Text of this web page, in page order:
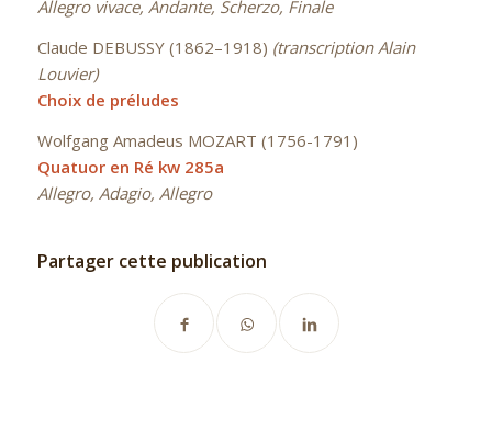
Allegro vivace, Andante, Scherzo, Finale
Claude DEBUSSY (1862–1918) (transcription Alain
Louvier)
Choix de préludes
Wolfgang Amadeus MOZART (1756-1791)
Quatuor en Ré kw 285a
Allegro, Adagio, Allegro
Partager cette publication